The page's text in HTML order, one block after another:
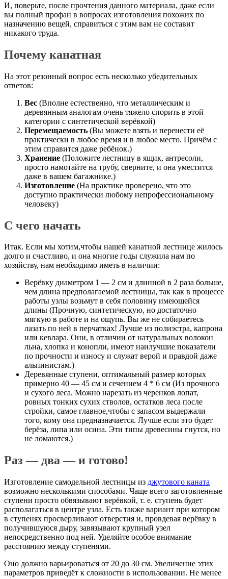
И, поверьте, после прочтения данного материала, даже если
вы полный профан в вопросах изготовления похожих по
назначению вещей, справиться с этим вам не составит
никакого труда.
Почему канатная
На этот резонный вопрос есть несколько убедительных
ответов:
Вес (Вполне естественно, что металлическим и
деревянным аналогам очень тяжело спорить в этой
категории с синтетической верёвкой)
Перемещаемость (Вы можете взять и перенести её
практически в любое время и в любое место. Причём с
этим справится даже ребёнок.)
Хранение (Положите лестницу в ящик, антресоли,
просто намотайте на трубу, сверните, и она уместится
даже в вашем багажнике.)
Изготовление (На практике проверено, что это
доступно практически любому непрофессиональному
человеку)
С чего начать
Итак. Если мы хотим,чтобы нашей канатной лестнице жилось
долго и счастливо, и она многие годы служила нам по
хозяйству, нам необходимо иметь в наличии:
Верёвку диаметром 1 — 2 см и длинной в 2 раза больше,
чем длина предполагаемой лестницы, так как в процессе
работы узлы возьмут в себя половину имеющейся
длины (Прочную, синтетическую, но достаточно
мягкую в работе и на ощупь. Вы же не собираетесь
лазать по ней в перчатках! Лучше из полиэстра, капрона
или кевлара. Они, в отличии от натуральных волокон
льна, хлопка и конопли, имеют наилучшие показатели
по прочности и износу и служат верой и правдой даже
альпинистам.)
Деревянные ступени, оптимальный размер которых
примерно 40 — 45 см и сечением 4 * 6 см (Из прочного
и сухого леса. Можно нарезать из черенков лопат,
ровных тонких сухих стволов, остатков леса после
стройки, самое главное,чтобы с запасом выдержали
того, кому она предназначается. Лучше если это будет
берёза, липа или осина. Эти типы древесины гнутся, но
не ломаются.)
Раз — два — и готово!
Изготовление самодельной лестницы из джутового каната
возможно несколькими способами. Чаще всего заготовленные
ступени просто обвязывают верёвкой, т. е. ступень будет
располагаться в центре узла. Есть также вариант при котором
в ступенях просверливают отверстия и, провдевая верёвку в
получившуюся дыру, завязывают крупный узел
непосредственно под ней. Уделяйте особое внимание
расстоянию между ступенями.
Оно должно варьироваться от 20 до 30 см. Увеличение этих
параметров приведёт к сложности в использовании. Не менее